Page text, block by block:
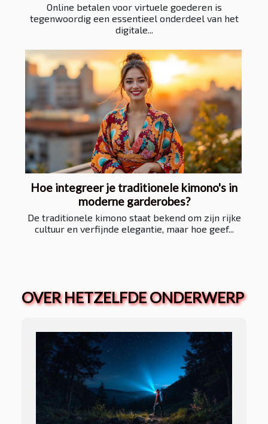
Online betalen voor virtuele goederen is
tegenwoordig een essentieel onderdeel van het
digitale...
Hoe integreer je traditionele kimono's in
moderne garderobes?
De traditionele kimono staat bekend om zijn rijke
cultuur en verfijnde elegantie, maar hoe geef...
OVER HETZELFDE ONDERWERP